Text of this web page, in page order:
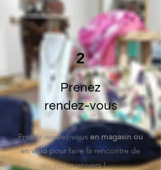
2
Prenez
rendez-vous
Prenez rendez-vous en magasin ou
en visio pour faire la rencontre de
notre univers !